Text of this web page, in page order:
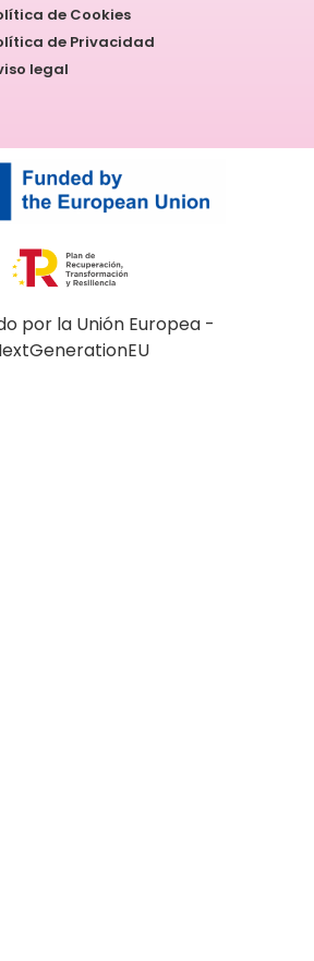
de Cookies
de Privacidad
legal
por la Unión Europea -